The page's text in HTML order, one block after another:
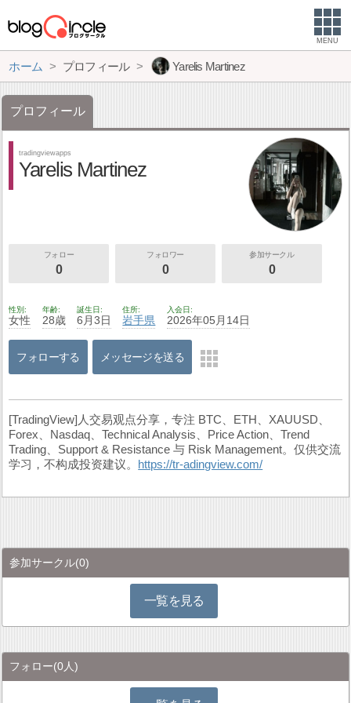
MENU
ホーム プロフィール Yarelis Martinez
プロフィール
tradingviewapps
Yarelis Martinez
フォロー
0
フォロワー
0
参加サークル
0
性別
女性
年齢
28歳
誕生日
6月3日
住所
岩手県
入会日
2026年05月14日
フォローする メッセージを送る
[TradingView]人交易观点分享，专注 BTC、ETH、XAUUSD、
Forex、Nasdaq、Technical Analysis、Price Action、Trend
Trading、Support & Resistance 与 Risk Management。仅供交流
学习，不构成投资建议。 https://tr-adingview.com/
参加サークル(0)
一覧を見る
フォロー(0人)